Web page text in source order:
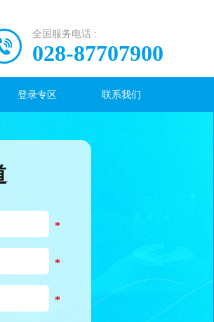
*
*
*
全国服务电话 :
028-87707900
登录专区 联系我们